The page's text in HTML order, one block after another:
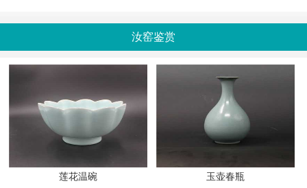
汝窑鉴赏
莲花温碗 玉壶春瓶